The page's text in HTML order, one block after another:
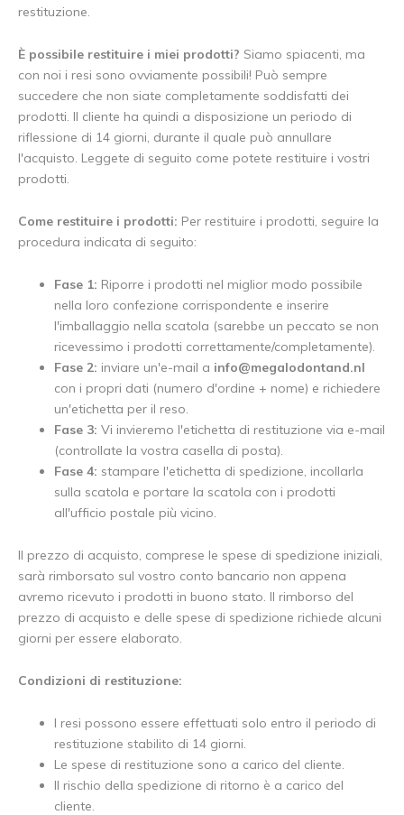
restituzione.
È possibile restituire i miei prodotti? Siamo spiacenti, ma
con noi i resi sono ovviamente possibili! Può sempre
succedere che non siate completamente soddisfatti dei
prodotti. Il cliente ha quindi a disposizione un periodo di
riflessione di 14 giorni, durante il quale può annullare
l'acquisto. Leggete di seguito come potete restituire i vostri
prodotti.
Come restituire i prodotti: Per restituire i prodotti, seguire la
procedura indicata di seguito:
Fase 1: Riporre i prodotti nel miglior modo possibile
nella loro confezione corrispondente e inserire
l'imballaggio nella scatola (sarebbe un peccato se non
ricevessimo i prodotti correttamente/completamente).
Fase 2: inviare un'e-mail a info@megalodontand.nl
con i propri dati (numero d'ordine + nome) e richiedere
un'etichetta per il reso.
Fase 3: Vi invieremo l'etichetta di restituzione via e-mail
(controllate la vostra casella di posta).
Fase 4: stampare l'etichetta di spedizione, incollarla
sulla scatola e portare la scatola con i prodotti
all'ufficio postale più vicino.
Il prezzo di acquisto, comprese le spese di spedizione iniziali,
sarà rimborsato sul vostro conto bancario non appena
avremo ricevuto i prodotti in buono stato. Il rimborso del
prezzo di acquisto e delle spese di spedizione richiede alcuni
giorni per essere elaborato.
Condizioni di restituzione:
I resi possono essere effettuati solo entro il periodo di
restituzione stabilito di 14 giorni.
Le spese di restituzione sono a carico del cliente.
Il rischio della spedizione di ritorno è a carico del
cliente.